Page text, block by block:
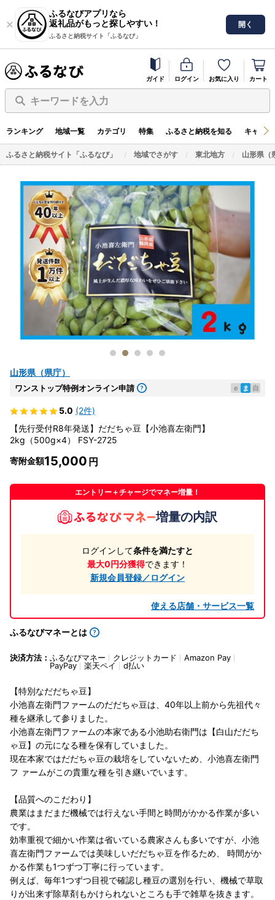
ふるなびアプリなら
返礼品がもっと探しやすい！
ふるさと納税サイト「ふるなび」
開く
ガイド ログイン お気に入り カート
キーワードを入力
ランキング 地域一覧 カテゴリ 特集 ふるさと納税を知る キャン
ふるさと納税サイト「ふるなび」 地域でさがす 東北地方 山形県（
山形県（県庁）
ワンストップ特例オンライン申請 e ま 自
5.0 (2件)
【先行受付R8年発送】だだちゃ豆【小池喜左衛門】
2kg（500g×4） FSY-2725
寄附金額15,000
エントリー＋チャージでマネー増量！
増量の内訳
ログインして条件を満たすと
最大0円分獲得できます！
新規会員登録／ログイン
使える店舗・サービス一覧
ふるなびマネーとは
決済方法： ふるなびマネー クレジットカード
Amazon Pay
PayPay
楽天ペイ d払い
【特別なだだちゃ豆】
小池喜左衛門ファームのだだちゃ豆は、40年以上前から先祖代々
種を継承して参りました。
小池喜左衛門ファームの本家である小池助右衛門は【白山だだち
ゃ豆】の元になる種を保有していました。
現在本家ではだだちゃ豆の栽培をしていないため、小池喜左衛門
フ ァームがこの貴重な種を引き継いでいます。
【品質へのこだわり】
農業はまだまだ機械では行えない手間と時間がかかる作業が多い
です。
効率重視で細かい作業は省いている農家さんも多いですが、小池
喜左衛門ファームでは美味しいだだちゃ豆を作るため、 時間がか
かる作業も1つずつ丁寧に行っています。
例えば、毎年1つずつ目視で確認し種豆の選別を行い、機械で草取
りが出来ず除草剤もかけられないところも手で雑草を抜きます。